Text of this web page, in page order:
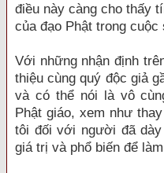
điều này càng cho thấy
của đạo Phật trong cuộc
Với những nhận định
thiệu cùng quý độc giả
và có thể nói là vô
Phật giáo, xem như
tôi đối với người đã
giá trị và phổ biến để